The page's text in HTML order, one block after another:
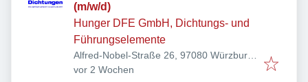
(m/w/d)
Hunger DFE GmbH, Dichtungs- und
Führungselemente
Alfred-Nobel-Straße 26, 97080 Würzburg,
Deutschland
Veröffentlicht:
vor 2 Wochen